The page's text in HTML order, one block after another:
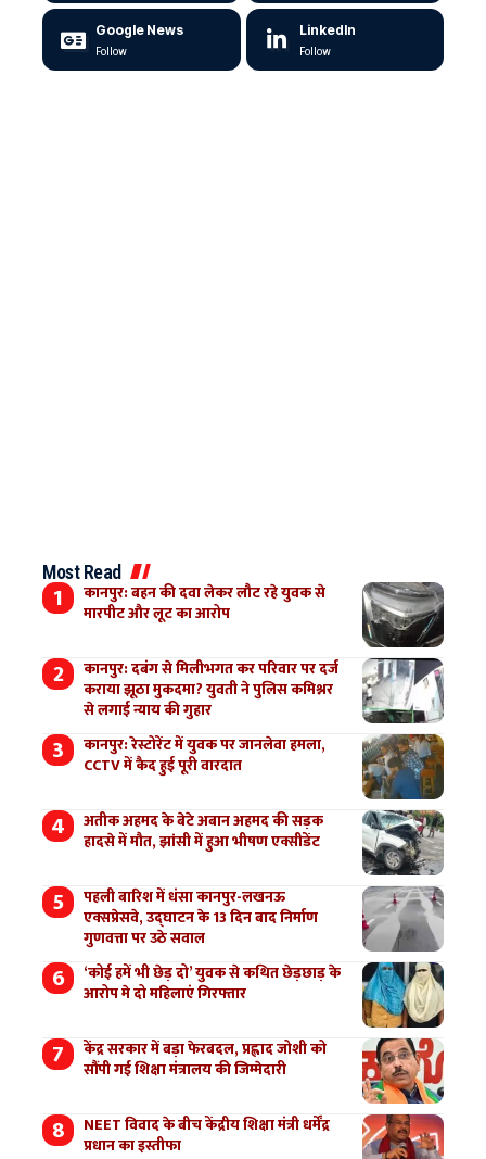
Google News
Follow
LinkedIn
Follow
Most Read
कानपुर: बहन की दवा लेकर लौट रहे युवक से
मारपीट और लूट का आरोप
कानपुर: दबंग से मिलीभगत कर परिवार पर दर्ज
कराया झूठा मुकदमा? युवती ने पुलिस कमिश्नर
से लगाई न्याय की गुहार
कानपुर: रेस्टोरेंट में युवक पर जानलेवा हमला,
CCTV में कैद हुई पूरी वारदात
अतीक अहमद के बेटे अबान अहमद की सड़क
हादसे में मौत, झांसी में हुआ भीषण एक्सीडेंट
पहली बारिश में धंसा कानपुर-लखनऊ
एक्सप्रेसवे, उद्घाटन के 13 दिन बाद निर्माण
गुणवत्ता पर उठे सवाल
‘कोई हमें भी छेड़ दो’ युवक से कथित छेड़छाड़ के
आरोप मे दो महिलाएं गिरफ्तार
केंद्र सरकार में बड़ा फेरबदल, प्रह्लाद जोशी को
सौंपी गई शिक्षा मंत्रालय की जिम्मेदारी
NEET विवाद के बीच केंद्रीय शिक्षा मंत्री धर्मेंद्र
प्रधान का इस्तीफा